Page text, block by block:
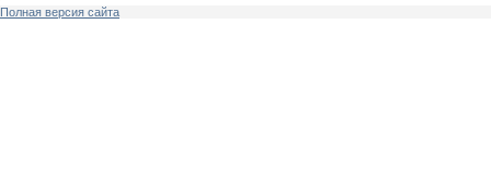
Полная версия сайта